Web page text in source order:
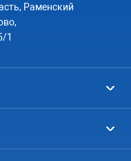
Раменский
1